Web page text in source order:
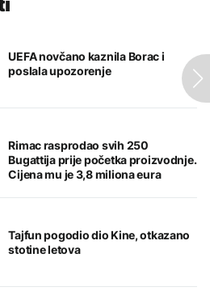
UEFA novčano kaznila Borac i
poslala upozorenje
Rimac rasprodao svih 250
Bugattija prije početka proizvodnje.
Cijena mu je 3,8 miliona eura
Tajfun pogodio dio Kine, otkazano
stotine letova